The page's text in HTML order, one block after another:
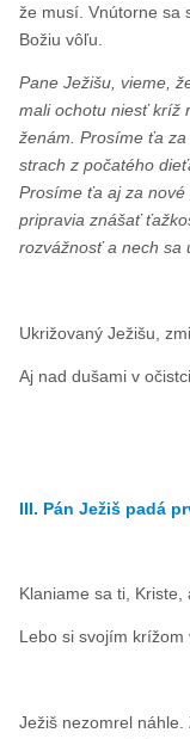
že musí. Vnútorne sa
Božiu vôľu.
Pane Ježišu, vieme,
mali ochotu niesť kríž
ženám. Prosíme ťa
strach z počatého
Prosíme ťa aj za
pripravia znášať
rozvážnosť a nech sa
Ukrižovaný Ježišu,
Aj nad dušami v očistci.
III. Pán Ježiš padá
Klaniame sa ti, Kriste,
Lebo si svojím krížom
Ježiš nezomrel